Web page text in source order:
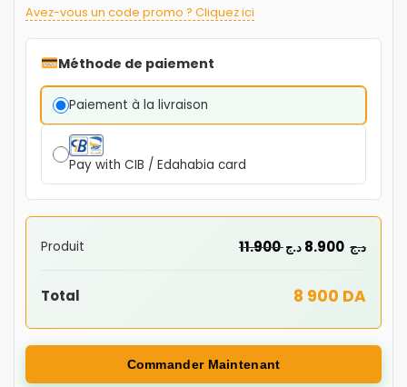
Avez-vous un code promo ? Cliquez ici
Méthode de paiement
Paiement à la livraison
Pay with CIB / Edahabia card
Produit 11.900 د.ج 8.900 د.ج
Total 8 900 DA
Commander Maintenant